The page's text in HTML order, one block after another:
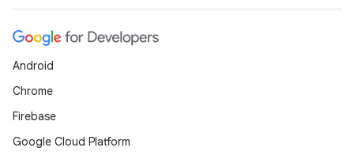
Android
Chrome
Firebase
Google Cloud Platform